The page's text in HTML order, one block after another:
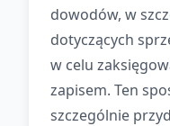
dowodów, w
dotyczących
w celu
zapisem. Ten
szczególnie